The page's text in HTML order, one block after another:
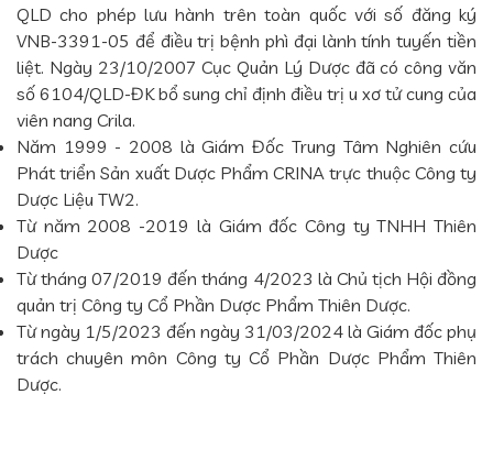
QLD cho phép lưu hành trên toàn quốc với số đăng ký
VNB-3391-05 để điều trị bệnh phì đại lành tính tuyến tiền
liệt. Ngày 23/10/2007 Cục Quản Lý Dược đã có công văn
số 6104/QLD-ĐK bổ sung chỉ định điều trị u xơ tử cung của
viên nang Crila.
Năm 1999 - 2008 là Giám Đốc Trung Tâm Nghiên cứu
Phát triển Sản xuất Dược Phẩm CRINA trực thuộc Công ty
Dược Liệu TW2.
Từ năm 2008 -2019 là Giám đốc Công ty TNHH Thiên
Dược
Từ tháng 07/2019 đến tháng 4/2023 là Chủ tịch Hội đồng
quản trị Công ty Cổ Phần Dược Phẩm Thiên Dược.
Từ ngày 1/5/2023 đến ngày 31/03/2024 là Giám đốc phụ
trách chuyên môn Công ty Cổ Phần Dược Phẩm Thiên
Dược.